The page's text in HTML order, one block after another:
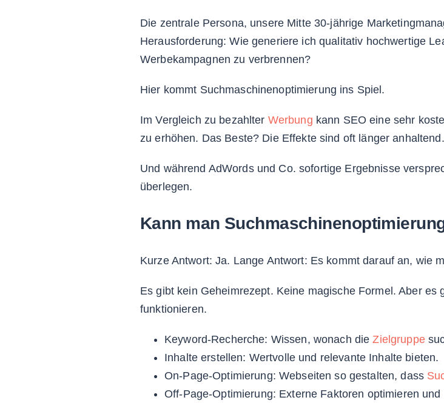
Die zentrale Persona, unsere Mitte 30-jährige
Herausforderung: Wie generiere ich qualitativ hochwertige
Werbekampagnen zu verbrennen?
Hier kommt Suchmaschinenoptimierung ins Spiel.
Im Vergleich zu bezahlter Werbung kann SEO eine sehr
zu erhöhen. Das Beste? Die Effekte sind oft länger anhaltend.
Und während AdWords und Co. sofortige Ergebnisse
überlegen.
Kann man
Kurze Antwort: Ja. Lange Antwort: Es kommt darauf an, wie
Es gibt kein Geheimrezept. Keine magische Formel. Aber
funktionieren.
Keyword-Recherche: Wissen, wonach dieZielgruppe
Inhalte erstellen: Wertvolle und relevante Inhalte bieten.
On-Page-Optimierung: Webseiten so gestalten, dass
Off-Page-Optimierung: Externe Faktoren optimieren